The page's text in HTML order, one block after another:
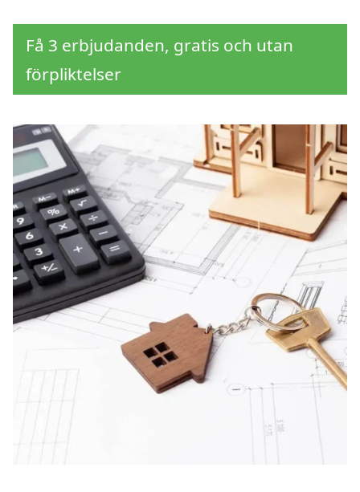
Få 3 erbjudanden, gratis och utan
förpliktelser